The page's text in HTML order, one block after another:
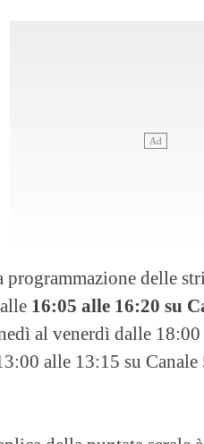
delle
16:05 alle 16:20 su
al venerdì dalle
alle 13:15 su Canale